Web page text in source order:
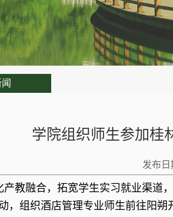
学院组织师生参加桂
发布日
产教融合，拓宽学生实习就业渠道
，组织酒店管理专业师生前往阳朔